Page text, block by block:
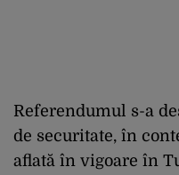
Referendumul s-a
de securitate, în
aflată în vigoare în